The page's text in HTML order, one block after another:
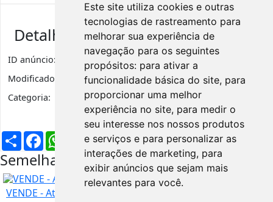
Este site utiliza cookies e outras
tecnologias de rastreamento para
melhorar sua experiência de
navegação para os seguintes
propósitos: para ativar a
funcionalidade básica do site, para
proporcionar uma melhor
experiência no site, para medir o
seu interesse nos nossos produtos
e serviços e para personalizar as
interações de marketing, para
exibir anúncios que sejam mais
relevantes para você.
Detalhes de anúncio
ID anúncio: Visualizações
Modificado:
3 anos
Categoria:
Outros Veículos
PartilharFacebookWhatsApp
X LinkedInTelegramPinterest
Email
Semelhantes na mesma região
VENDE - Atrelado Tenda